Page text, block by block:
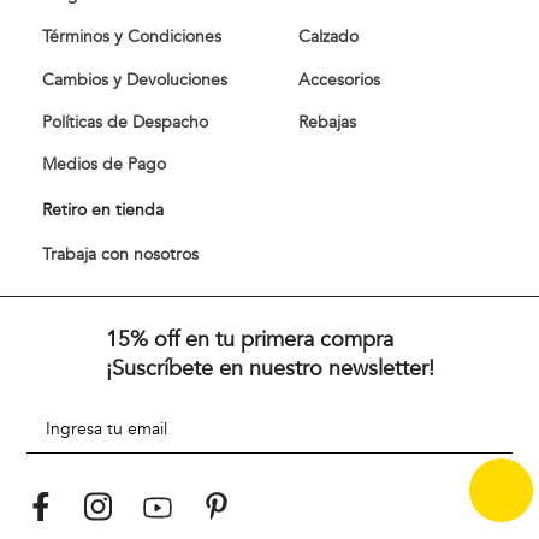
Términos y Condiciones
Cambios y Devoluciones
Políticas de Despacho
Medios de Pago
Retiro en tienda
Trabaja con nosotros
Calzado
Accesorios
Rebajas
15% off en tu primera compra
¡Suscríbete en nuestro newsletter!